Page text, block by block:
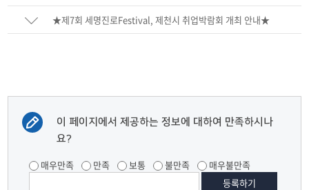
★제7회 세명진로Festival, 제천시 취업박람회 개최 안내★
이 페이지에서 제공하는 정보에 대하여 만족하시나
요?
매우만족 만족 보통 불만족 매우불만족